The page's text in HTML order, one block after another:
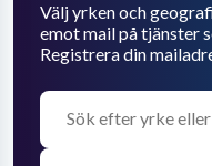
Välj yrken och
emot mail på tjänster
Registrera din